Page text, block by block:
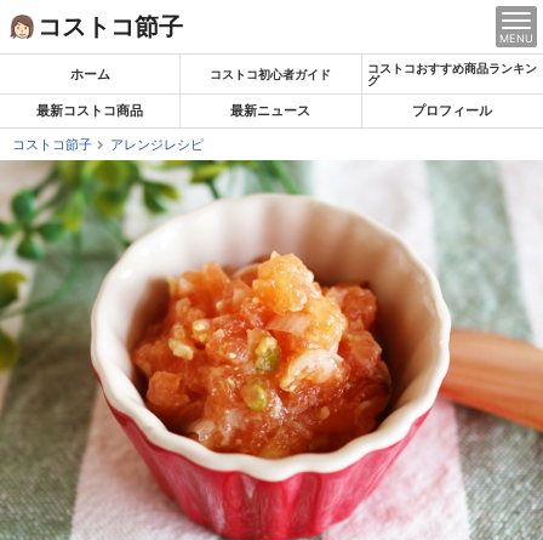
Skip
to
コストコ節子 MENU
ホーム コストコ初心者ガイド
コストコおすすめ商品ランキン
グ
最新コストコ商品 最新ニュース
プロフィール
コストコ節子
アレンジレシピ